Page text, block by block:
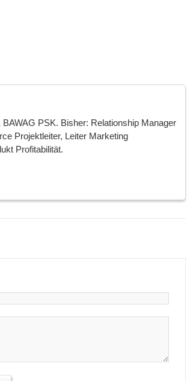
PSK. Bisher: Relationship Manager
Projektleiter, Leiter Marketing
Profitabilität.